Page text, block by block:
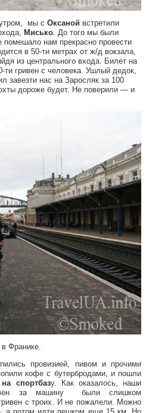
мы с Оксаной встретили
Мисько . До того мы были
помешало нам прекрасно провести
в 50-ти метрах от ж/д вокзала,
из центрального входа. Билет на
гривен с человека. Ушлый дедок,
завезти нас на Заросляк за 100
дороже будет. Не поверили — и
в Франике.
провизией, пивом и прочими
кофе с бутербродами, и пошли
спортбазу. Как оказалось, наши
за машину были слишком
с троих. И не пожалели. Можно